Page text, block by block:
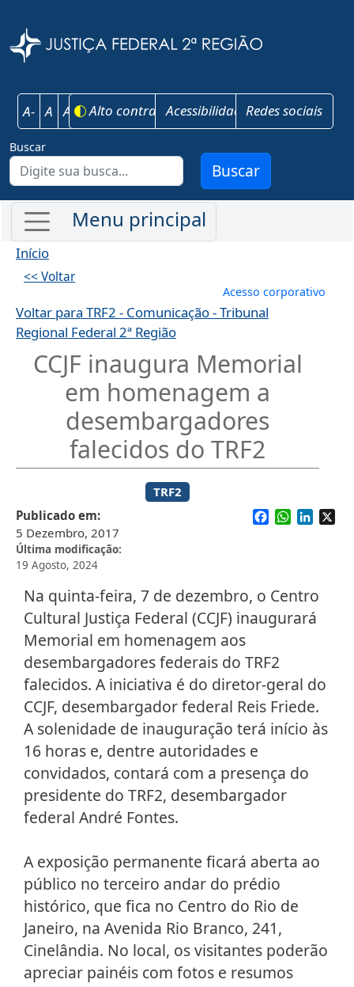
A- A A+ Alto contrasteAcessibilidadeRedes sociais
Buscar
Buscar
Início
<< Voltar
Menu de
Acesso corporativo
Voltar para TRF2 - Comunicação - Tribunal
Regional Federal 2ª Região
CCJF inaugura Memorial
em homenagem a
desembargadores
falecidos do TRF2
TRF2
Publicado em
5 Dezembro, 2017
Última modificação
19 Agosto, 2024
Facebook
WhatsApp
Na quinta-feira, 7 de dezembro, o Centro
Cultural Justiça Federal (CCJF) inaugurará
Memorial em homenagem aos
desembargadores federais do TRF2
falecidos. A iniciativa é do diretor-geral do
CCJF, desembargador federal Reis Friede.
A solenidade de inauguração terá início às
16 horas e, dentre autoridades e
convidados, contará com a presença do
presidente do TRF2, desembargador
federal André Fontes.
A exposição permanente ficará aberta ao
público no terceiro andar do prédio
histórico, que fica no Centro do Rio de
Janeiro, na Avenida Rio Branco, 241,
Cinelândia. No local, os visitantes poderão
apreciar painéis com fotos e resumos